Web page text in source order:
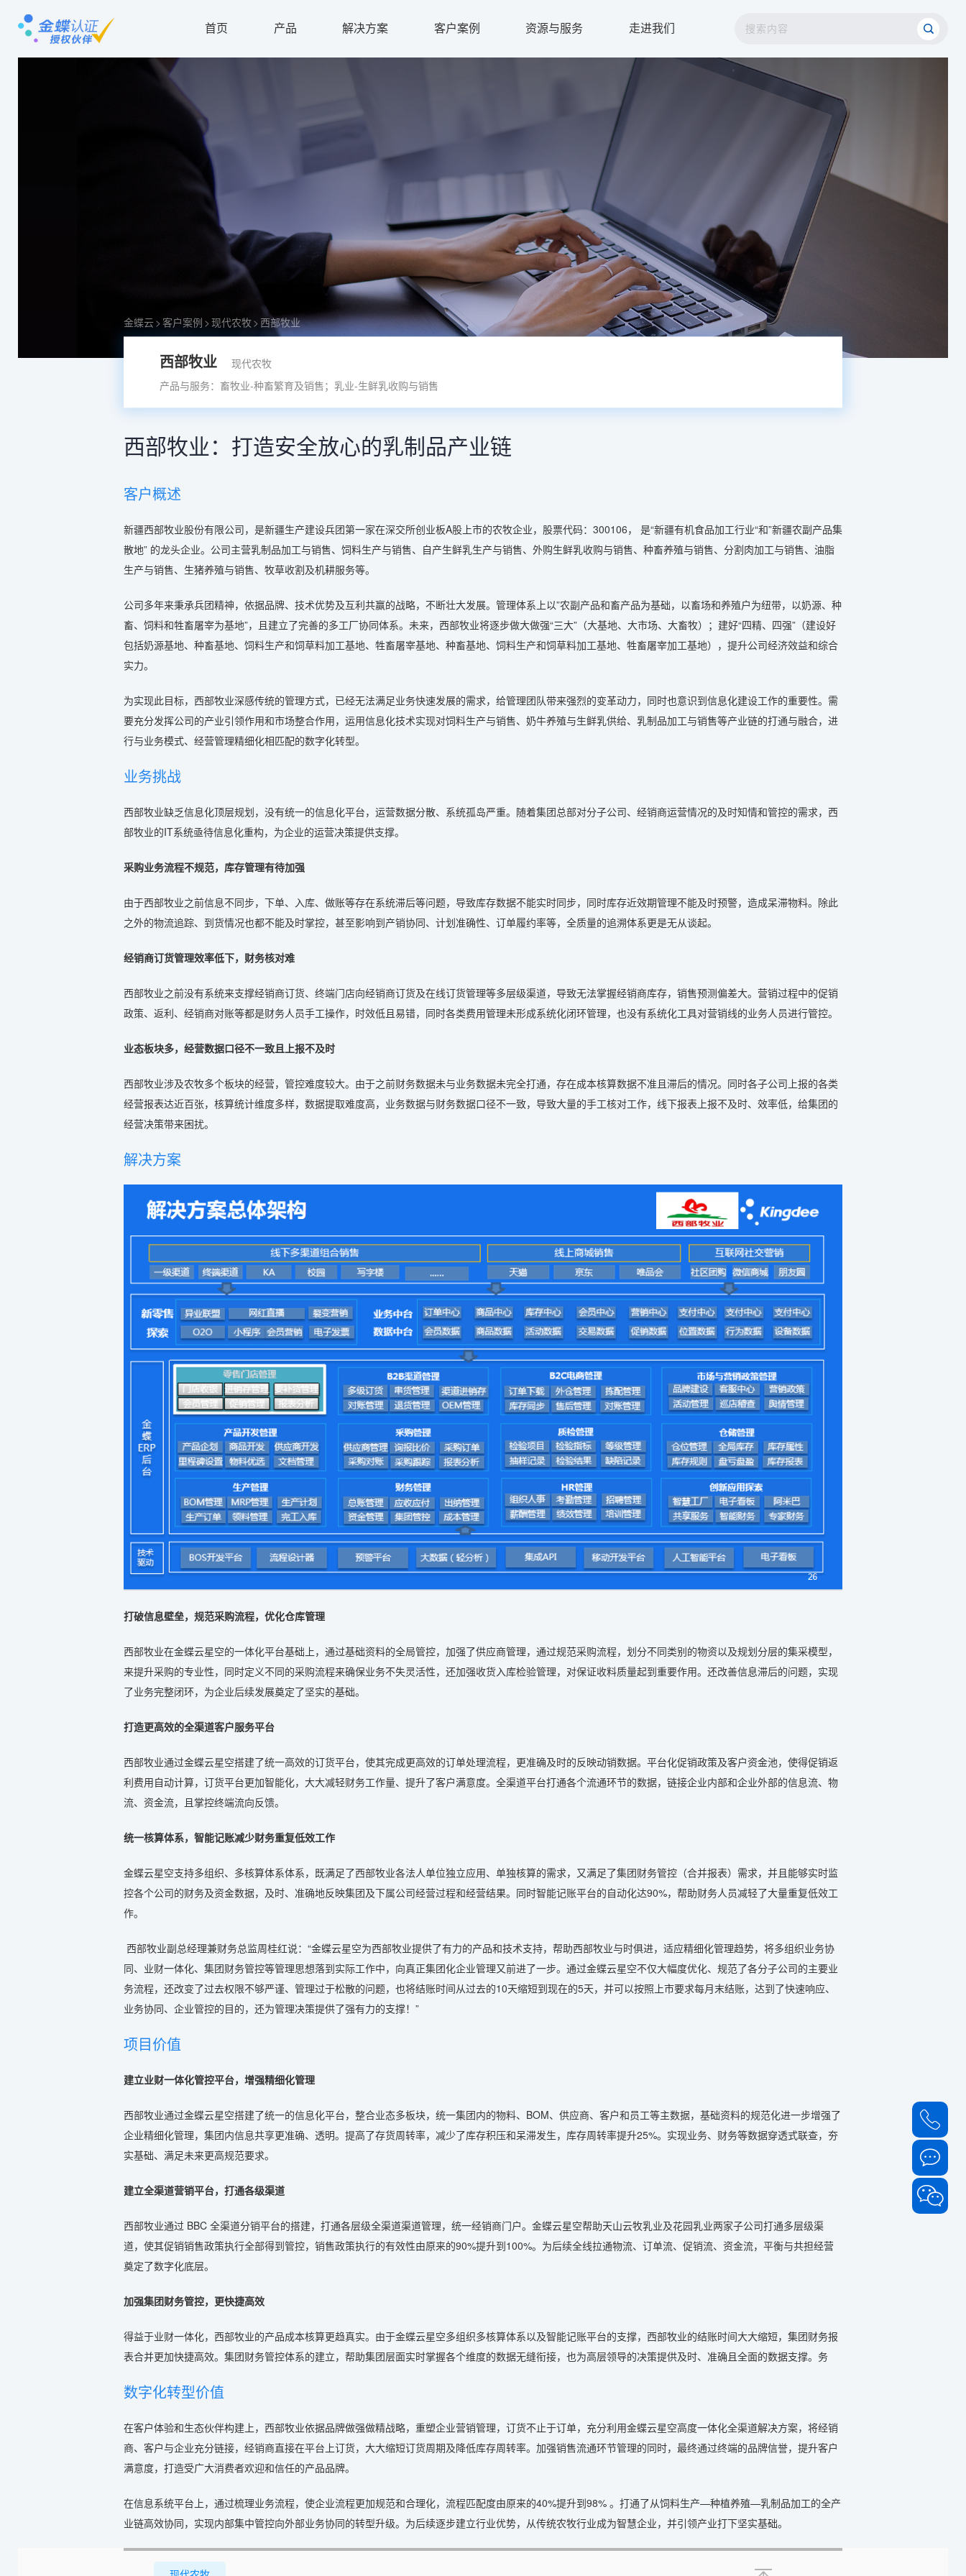
首页 产品 解决方案 客户案例 资源与服务 走进我们 
金蝶云>客户案例 >现代农牧>西部牧业
西部牧业
现代农牧
产品与服务：畜牧业-种畜繁育及销售；乳业-生鲜乳收购与销售
西部牧业：打造安全放心的乳制品产业链
客户概述
新疆西部牧业股份有限公司，是新疆生产建设兵团第一家在深交所创业板A股上市的农牧企业，股票代码：300106， 是“新疆有机食品加工行业“和”新疆农副产品集
散地” 的龙头企业。公司主营乳制品加工与销售、饲料生产与销售、自产生鲜乳生产与销售、外购生鲜乳收购与销售、种畜养殖与销售、分割肉加工与销售、油脂
生产与销售、生猪养殖与销售、牧草收割及机耕服务等。
公司多年来秉承兵团精神，依据品牌、技术优势及互利共赢的战略，不断壮大发展。管理体系上以”农副产品和畜产品为基础，以畜场和养殖户为纽带，以奶源、种
畜、饲料和牲畜屠宰为基地”，且建立了完善的多工厂协同体系。未来，西部牧业将逐步做大做强“三大”（大基地、大市场、大畜牧）；建好“四精、四强”（建设好
包括奶源基地、种畜基地、饲料生产和饲草料加工基地、牲畜屠宰基地、种畜基地、饲料生产和饲草料加工基地、牲畜屠宰加工基地），提升公司经济效益和综合
实力。
为实现此目标，西部牧业深感传统的管理方式，已经无法满足业务快速发展的需求，给管理团队带来强烈的变革动力，同时也意识到信息化建设工作的重要性。需
要充分发挥公司的产业引领作用和市场整合作用，运用信息化技术实现对饲料生产与销售、奶牛养殖与生鲜乳供给、乳制品加工与销售等产业链的打通与融合，进
行与业务模式、经营管理精细化相匹配的数字化转型。
业务挑战
西部牧业缺乏信息化顶层规划，没有统一的信息化平台，运营数据分散、系统孤岛严重。随着集团总部对分子公司、经销商运营情况的及时知情和管控的需求，西
部牧业的IT系统亟待信息化重构，为企业的运营决策提供支撑。
采购业务流程不规范，库存管理有待加强
由于西部牧业之前信息不同步，下单、入库、做账等存在系统滞后等问题，导致库存数据不能实时同步，同时库存近效期管理不能及时预警，造成呆滞物料。除此
之外的物流追踪、到货情况也都不能及时掌控，甚至影响到产销协同、计划准确性、订单履约率等，全质量的追溯体系更是无从谈起。
经销商订货管理效率低下，财务核对难
西部牧业之前没有系统来支撑经销商订货、终端门店向经销商订货及在线订货管理等多层级渠道，导致无法掌握经销商库存，销售预测偏差大。营销过程中的促销
政策、返利、经销商对账等都是财务人员手工操作，时效低且易错，同时各类费用管理未形成系统化闭环管理，也没有系统化工具对营销线的业务人员进行管控。
业态板块多，经营数据口径不一致且上报不及时
西部牧业涉及农牧多个板块的经营，管控难度较大。由于之前财务数据未与业务数据未完全打通，存在成本核算数据不准且滞后的情况。同时各子公司上报的各类
经营报表达近百张，核算统计维度多样，数据提取难度高，业务数据与财务数据口径不一致，导致大量的手工核对工作，线下报表上报不及时、效率低，给集团的
经营决策带来困扰。
解决方案
打破信息壁垒，规范采购流程，优化仓库管理
西部牧业在金蝶云星空的一体化平台基础上，通过基础资料的全局管控，加强了供应商管理，通过规范采购流程，划分不同类别的物资以及规划分层的集采模型，
来提升采购的专业性，同时定义不同的采购流程来确保业务不失灵活性，还加强收货入库检验管理，对保证收料质量起到重要作用。还改善信息滞后的问题，实现
了业务完整闭环，为企业后续发展奠定了坚实的基础。
打造更高效的全渠道客户服务平台
西部牧业通过金蝶云星空搭建了统一高效的订货平台，使其完成更高效的订单处理流程，更准确及时的反映动销数据。平台化促销政策及客户资金池，使得促销返
利费用自动计算，订货平台更加智能化，大大减轻财务工作量、提升了客户满意度。全渠道平台打通各个流通环节的数据，链接企业内部和企业外部的信息流、物
流、资金流，且掌控终端流向反馈。
统一核算体系，智能记账减少财务重复低效工作
金蝶云星空支持多组织、多核算体系体系，既满足了西部牧业各法人单位独立应用、单独核算的需求，又满足了集团财务管控（合并报表）需求，并且能够实时监
控各个公司的财务及资金数据，及时、准确地反映集团及下属公司经营过程和经营结果。同时智能记账平台的自动化达90%，帮助财务人员减轻了大量重复低效工
作。
西部牧业副总经理兼财务总监周桂红说：“金蝶云星空为西部牧业提供了有力的产品和技术支持，帮助西部牧业与时俱进，适应精细化管理趋势，将多组织业务协
同、业财一体化、集团财务管控等管理思想落到实际工作中，向真正集团化企业管理又前进了一步。通过金蝶云星空不仅大幅度优化、规范了各分子公司的主要业
务流程，还改变了过去权限不够严谨、管理过于松散的问题，也将结账时间从过去的10天缩短到现在的5天，并可以按照上市要求每月末结账，达到了快速响应、
业务协同、企业管控的目的，还为管理决策提供了强有力的支撑！”
项目价值
建立业财一体化管控平台，增强精细化管理
西部牧业通过金蝶云星空搭建了统一的信息化平台，整合业态多板块，统一集团内的物料、BOM、供应商、客户和员工等主数据，基础资料的规范化进一步增强了
企业精细化管理，集团内信息共享更准确、透明。提高了存货周转率，减少了库存积压和呆滞发生，库存周转率提升25%。实现业务、财务等数据穿透式联查，夯
实基础、满足未来更高规范要求。
建立全渠道营销平台，打通各级渠道
西部牧业通过 BBC 全渠道分销平台的搭建，打通各层级全渠道渠道管理，统一经销商门户。金蝶云星空帮助天山云牧乳业及花园乳业两家子公司打通多层级渠
道，使其促销销售政策执行全部得到管控，销售政策执行的有效性由原来的90%提升到100%。为后续全线拉通物流、订单流、促销流、资金流，平衡与共担经营
奠定了数字化底层。
加强集团财务管控，更快捷高效
得益于业财一体化，西部牧业的产品成本核算更趋真实。由于金蝶云星空多组织多核算体系以及智能记账平台的支撑，西部牧业的结账时间大大缩短，集团财务报
表合并更加快捷高效。集团财务管控体系的建立，帮助集团层面实时掌握各个维度的数据无缝衔接，也为高层领导的决策提供及时、准确且全面的数据支撑。务
数字化转型价值
在客户体验和生态伙伴构建上，西部牧业依据品牌做强做精战略，重塑企业营销管理，订货不止于订单，充分利用金蝶云星空高度一体化全渠道解决方案，将经销
商、客户与企业充分链接，经销商直接在平台上订货，大大缩短订货周期及降低库存周转率。加强销售流通环节管理的同时，最终通过终端的品牌信誉，提升客户
满意度，打造受广大消费者欢迎和信任的产品品牌。
在信息系统平台上，通过梳理业务流程，使企业流程更加规范和合理化，流程匹配度由原来的40%提升到98% 。打通了从饲料生产—种植养殖—乳制品加工的全产
业链高效协同，实现内部集中管控向外部业务协同的转型升级。为后续逐步建立行业优势，从传统农牧行业成为智慧企业，并引领产业打下坚实基础。